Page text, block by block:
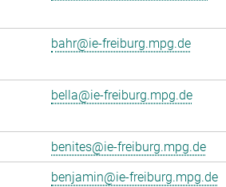
bahr@ie-freiburg.mpg.de
bella@ie-freiburg.mpg.de
benites@ie-freiburg.mpg.de
benjamin@ie-freiburg.mpg.de